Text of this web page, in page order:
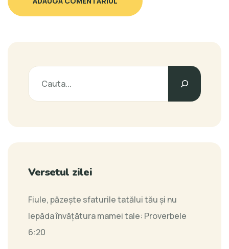
Versetul zilei
Fiule, păzeşte sfaturile tatălui tău şi nu
lepăda învăţătura mamei tale: Proverbele
6:20